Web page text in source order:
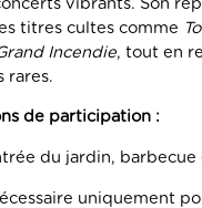
vibrants. Son
titres cultes comme
Incendie, tout en
rares.
de participation :
du jardin, barbecue
uniquement